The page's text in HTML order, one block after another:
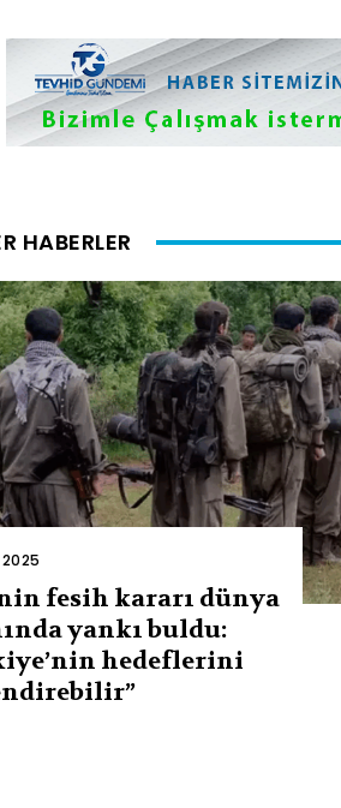
HABERLER
2025
fesih kararı dünya
yankı buldu:
hedeflerini